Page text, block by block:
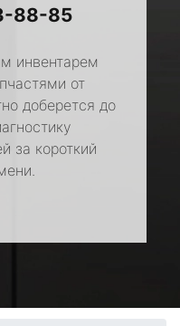
88-85
инвентарем
от
доберется до
за короткий